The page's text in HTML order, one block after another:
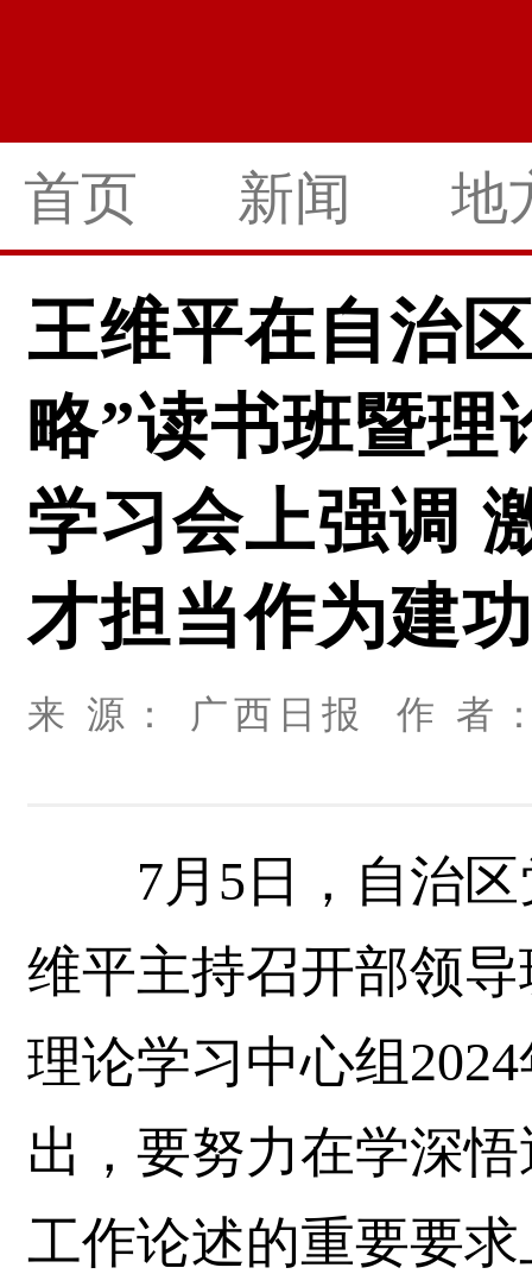
首页 新闻 地
王维平在自治
略”读书班暨理
学习会上强调
才担当作为建
来 源： 广西日报 作
7月5日，自治区
维平主持召开部领
理论学习中心组
出，要努力在学深
工作论述的重要要